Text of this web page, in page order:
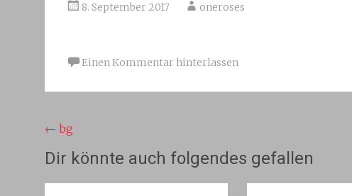
8. September 2017 oneroses
Einen Kommentar hinterlassen
Beitragsnavigation
← bg
Dir könnte auch folgendes gefallen